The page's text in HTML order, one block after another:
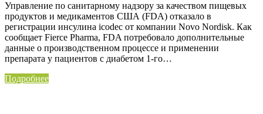
Управление по санитарному надзору за качеством пищевых
продуктов и медикаментов США (FDA) отказало в
регистрации инсулина icodec от компании Novo Nordisk. Как
сообщает Fierce Pharma, FDA потребовало дополнительные
данные о производственном процессе и применении
препарата у пациентов с диабетом 1-го…
Подробнее